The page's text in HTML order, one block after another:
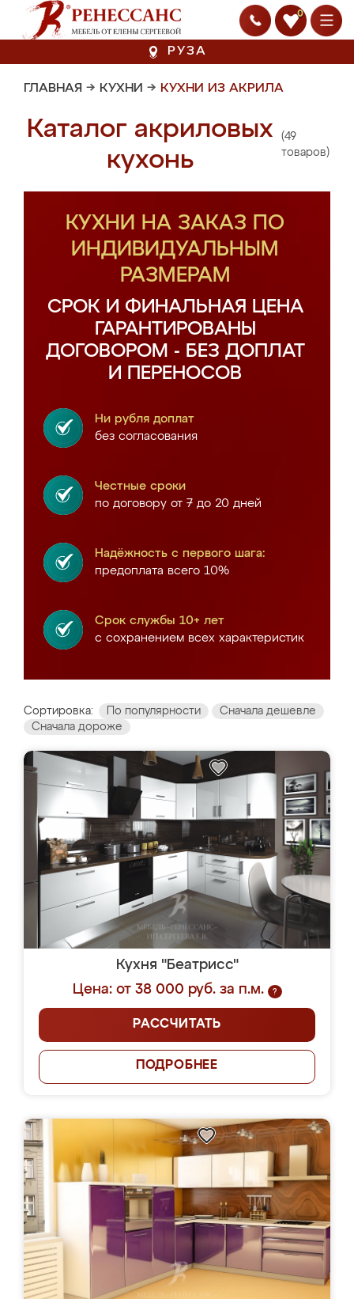
0
РУЗА
ГЛАВНАЯ → КУХНИ → КУХНИ ИЗ АКРИЛА
Каталог акриловых
кухонь
(49
товаров)
КУХНИ НА ЗАКАЗ ПО
ИНДИВИДУАЛЬНЫМ
РАЗМЕРАМ
СРОК И ФИНАЛЬНАЯ ЦЕНА
ГАРАНТИРОВАНЫ
ДОГОВОРОМ - БЕЗ ДОПЛАТ
И ПЕРЕНОСОВ
Ни рубля доплат
без согласования
Честные сроки
по договору от 7 до 20 дней
Надёжность с первого шага:
предоплата всего 10%
Срок службы 10+ лет
с сохранением всех характеристик
Сортировка: По популярности
Сначала дешевле
Сначала дороже
Кухня "Беатрисс"
Цена: от 38 000 руб. за п.м.
?
РАССЧИТАТЬ
ПОДРОБНЕЕ